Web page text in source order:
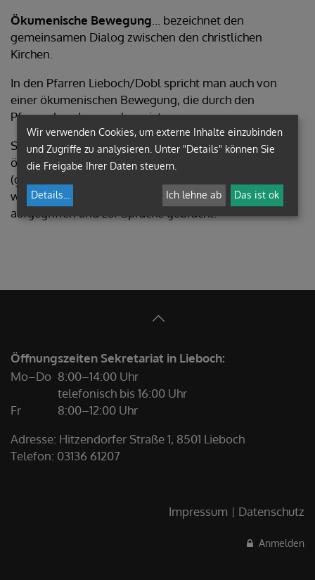
Ökumenische Bewegung… bezeichnet den
gemeinsamen Dialog zwischen den christlichen
Kirchen.
In den Pfarren Lieboch/Dobl spricht man auch von
einer ökumenischen Bewegung, die durch den
Pfarrverband gewachsen ist.
So trifft sich der Ökumenische Kreis zur Vorbereitung
ökumenischer Gottesdienste, die ca. 4 mal im Jahr
(grob: im November, Jänner, März und Juni) gefeiert
werden. Es werden verschiedene biblische Themen
aufgegriffen und zur Sprache gebracht.
Öffnungszeiten Sekretariat in Lieboch:
Mo–Do 8:00–14:00 Uhr
telefonisch bis 16:00 Uhr
Fr
8:00–12:00 Uhr
Adresse: Hitzendorfer Straße 1, 8501 Lieboch
Telefon: 03136 61207
Impressum Datenschutz
Anmelden
Wir verwenden Cookies, um externe Inhalte einzubinden
und Zugriffe zu analysieren. Unter "Details" können Sie
die Freigabe Ihrer Daten steuern.
Details Ich lehne ab Das ist ok